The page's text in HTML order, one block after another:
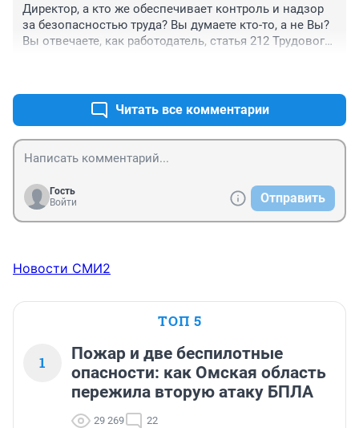
Директор, а кто же обеспечивает контроль и надзор
за безопасностью труда? Вы думаете кто-то, а не Вы?
Вы отвечаете, как работодатель, статья 212 Трудового
читающих статьюЧитать все комментарии
Гость
Войти
Отправить
Новости СМИ2
ТОП 5
1
Пожар и две беспилотные
опасности: как Омская область
пережила вторую атаку БПЛА
29 269 22